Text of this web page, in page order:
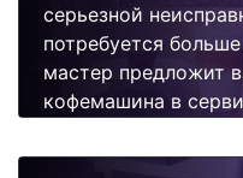
серьезной
потребуется
мастер предложит
кофемашина в